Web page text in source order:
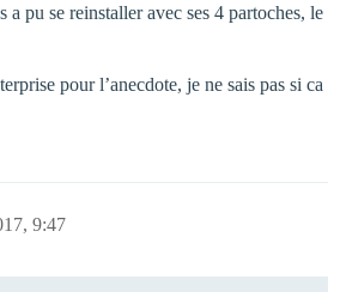
pu se reinstaller avec ses 4 partoches, le
pour l’anecdote, je ne sais pas si ca
9:47